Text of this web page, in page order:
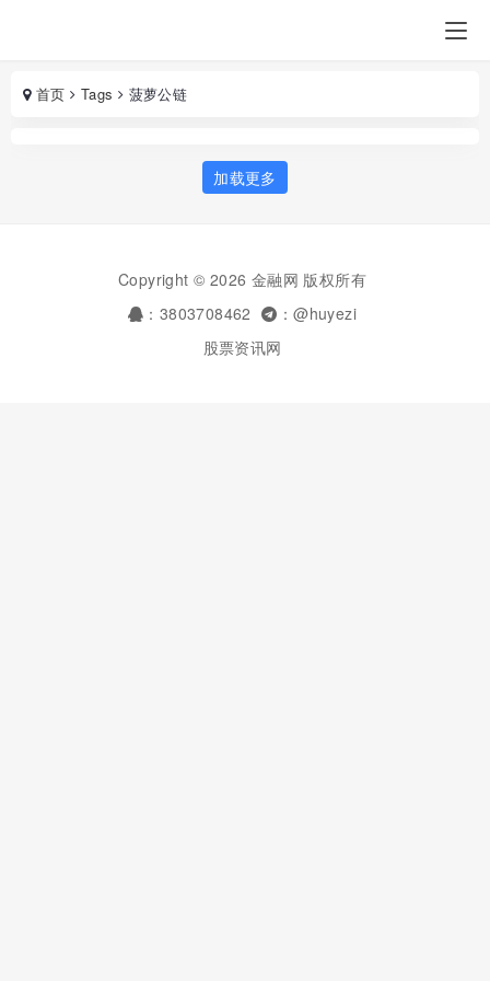
首页 Tags 菠萝公链
加载更多
Copyright © 2026 金融网 版权所有
：3803708462
：@huyezi
股票资讯网